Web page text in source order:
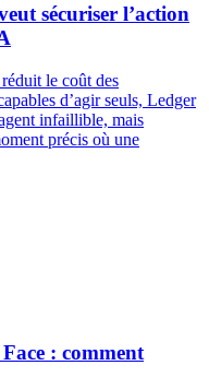
sécuriser l’action
le coût des
d’agir seuls, Ledger
infaillible, mais
précis où une
: comment